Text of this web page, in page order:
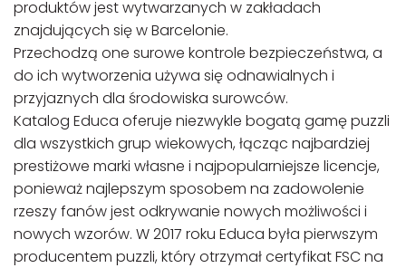
produktów jest wytwarzanych w zakładach
znajdujących się w Barcelonie.
Przechodzą one surowe kontrole bezpieczeństwa, a
do ich wytworzenia używa się odnawialnych i
przyjaznych dla środowiska surowców.
Katalog Educa oferuje niezwykle bogatą gamę puzzli
dla wszystkich grup wiekowych, łącząc najbardziej
prestiżowe marki własne i najpopularniejsze licencje,
ponieważ najlepszym sposobem na zadowolenie
rzeszy fanów jest odkrywanie nowych możliwości i
nowych wzorów. W 2017 roku Educa była pierwszym
producentem puzzli, który otrzymał certyfikat FSC na